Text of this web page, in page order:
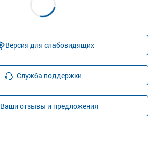
Версия для слабовидящих
Служба поддержки
Ваши отзывы и предложения